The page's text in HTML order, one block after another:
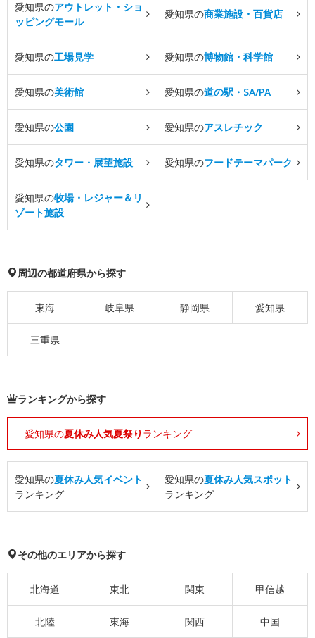
愛知県のアウトレット・ショ
ッピングモール
愛知県の商業施設・百貨店
愛知県の工場見学 愛知県の博物館・科学館
愛知県の美術館 愛知県の道の駅・SA/PA
愛知県の公園 愛知県のアスレチック
愛知県のタワー・展望施設 愛知県のフードテーマパーク
愛知県の牧場・レジャー＆リ
ゾート施設
周辺の都道府県から探す
東海 岐阜県 静岡県 愛知県
三重県
ランキングから探す
愛知県の夏休み人気夏祭り ランキング
愛知県の夏休み人気イベント
ランキング
愛知県の夏休み人気スポット
ランキング
その他のエリアから探す
北海道 東北 関東 甲信越
北陸 東海 関西 中国